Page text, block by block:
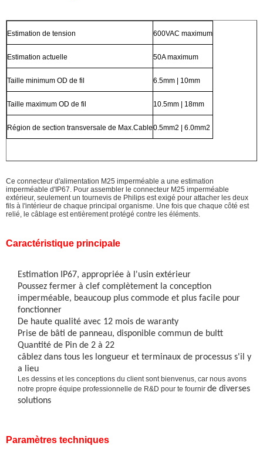
Estimation de tension 600VAC maximum
Estimation actuelle 50A maximum
Taille minimum OD de fil 6.5mm | 10mm
Taille maximum OD de fil 10.5mm | 18mm
Région de section transversale de Max.Cable0.5mm2 | 6.0mm2
Ce connecteur d'alimentation M25 imperméable a une estimation
imperméable d'IP67. Pour assembler le connecteur M25 imperméable
extérieur, seulement un tournevis de Philips est exigé pour attacher les deux
fils à l'intérieur de chaque principal organisme. Une fois que chaque côté est
relié, le câblage est entièrement protégé contre les éléments.
Caractéristique principale
Estimation IP67, appropriée à l'usin extérieur
Poussez fermer à clef complètement la conception
imperméable, beaucoup plus commode et plus facile pour
fonctionner
De haute qualité avec 12 mois de waranty
Prise de bâti de panneau, disponible commun de bultt
Quantité de Pin de 2 à 22
câblez dans tous les longueur et terminaux de processus s'il y
a lieu
Les dessins et les conceptions du client sont bienvenus, car nous avons
notre propre équipe professionnelle de R&D pour te fournir de diverses
solutions
Paramètres techniques